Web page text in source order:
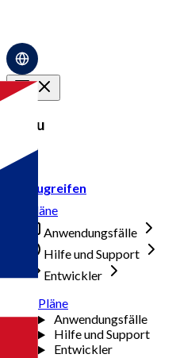
Menu
Zugreifen
Pläne
Anwendungsfälle
Hilfe und Support
Entwickler
Pläne
Anwendungsfälle
Hilfe und Support
Entwickler